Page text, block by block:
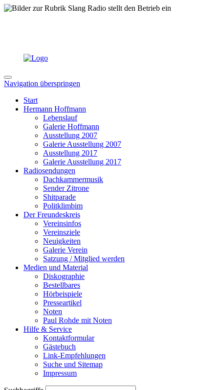
Navigation überspringen
Start
Hermann Hoffmann
Lebenslauf
Galerie Hoffmann
Ausstellung 2007
Galerie Ausstellung 2007
Ausstellung 2017
Galerie Ausstellung 2017
Radiosendungen
Dachkammermusik
Sender Zitrone
Shitparade
Politklimbim
Der Freundeskreis
Vereinsinfos
Vereinsziele
Neuigkeiten
Galerie Verein
Satzung / Mitglied werden
Medien und Material
Diskographie
Bestellbares
Hörbeispiele
Presseartikel
Noten
Paul Rohde mit Noten
Hilfe & Service
Kontaktformular
Gästebuch
Link-Empfehlungen
Suche und Sitemap
Impressum